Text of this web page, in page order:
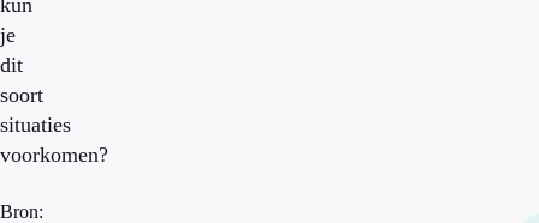
kun
je
dit
soort
situaties
voorkomen?
Bron: